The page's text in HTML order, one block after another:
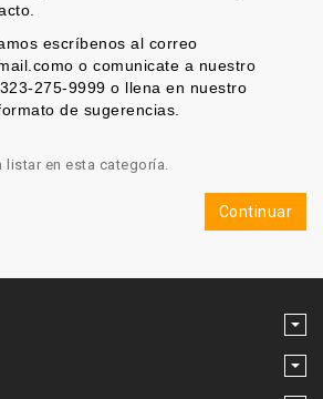
escríbenos al correo
o comunicate a nuestro
275-9999 o llena en nuestro
de sugerencias.
listar en esta categoría.
Continuar